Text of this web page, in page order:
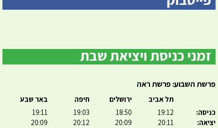
פרשת השבוע: פרשת ראה
כניסה:
יציאה:
תל אביב
19:12
20:11
ירושלים
18:50
20:09
חיפה
19:03
20:12
באר שבע
19:11
20:09